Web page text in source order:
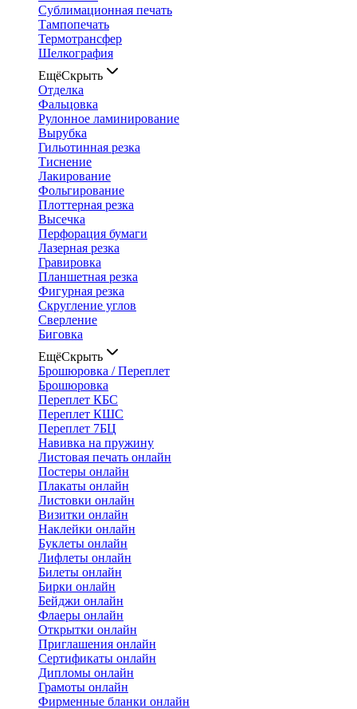
Сублимационная печать
Тампопечать
Термотрансфер
Шелкография
ЕщёСкрыть
Отделка
Фальцовка
Рулонное ламинирование
Вырубка
Гильотинная резка
Тиснение
Лакирование
Фольгирование
Плоттерная резка
Высечка
Перфорация бумаги
Лазерная резка
Гравировка
Планшетная резка
Фигурная резка
Скругление углов
Сверление
Биговка
ЕщёСкрыть
Брошюровка / Переплет
Брошюровка
Переплет КБС
Переплет КШС
Переплет 7БЦ
Навивка на пружину
Листовая печать онлайн
Постеры онлайн
Плакаты онлайн
Листовки онлайн
Визитки онлайн
Наклейки онлайн
Буклеты онлайн
Лифлеты онлайн
Билеты онлайн
Бирки онлайн
Бейджи онлайн
Флаеры онлайн
Открытки онлайн
Приглашения онлайн
Сертификаты онлайн
Дипломы онлайн
Грамоты онлайн
Фирменные бланки онлайн